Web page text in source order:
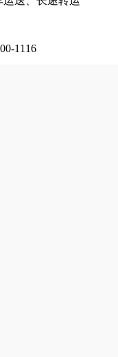
1116